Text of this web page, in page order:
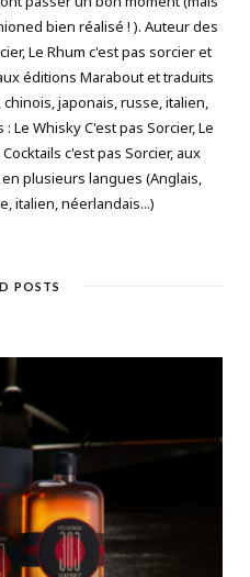
bien réalisé ! ). Auteur des
Le Rhum c'est pas sorcier et
éditions Marabout et traduits
japonais, russe, italien,
Le Whisky C'est pas Sorcier, Le
c'est pas Sorcier, aux
plusieurs langues (Anglais,
italien, néerlandais...)
POSTS